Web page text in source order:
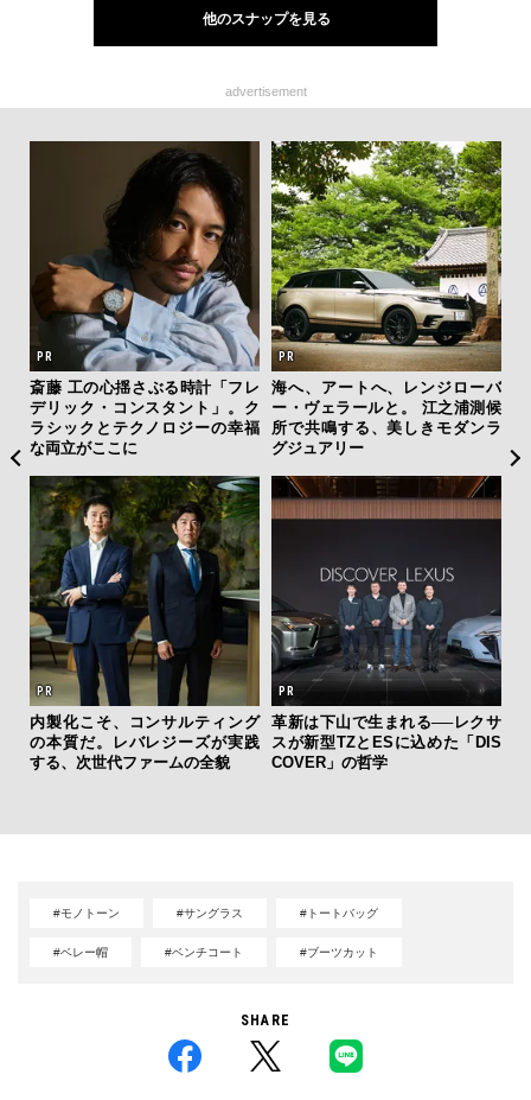
他のスナップを見る
advertisement
斎藤 工の心揺さぶる時計「フレ
デリック・コンスタント」。ク
ラシックとテクノロジーの幸福
な両立がここに
海へ、アートへ、レンジローバ
ー・ヴェラールと。 江之浦測候
所で共鳴する、美しきモダンラ
グジュアリー
内製化こそ、コンサルティング
の本質だ。レバレジーズが実践
する、次世代ファームの全貌
革新は下山で生まれる──レクサ
スが新型TZとESに込めた「DIS
COVER」の哲学
モ
#モノトーン #サングラス #トートバッグ
#ベレー帽 #ベンチコート #ブーツカット
SHARE